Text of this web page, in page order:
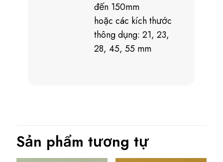
đến 150mm
hoặc các kích thước
thông dụng: 21, 23,
28, 45, 55 mm
Sản phẩm tương tự